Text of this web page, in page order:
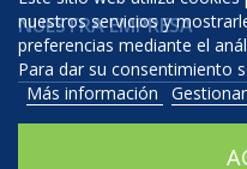
NUESTRA EMPRESA
nuestros servicios y
preferencias mediante el
Para dar su consentimiento
Más información
© 2026 - Software